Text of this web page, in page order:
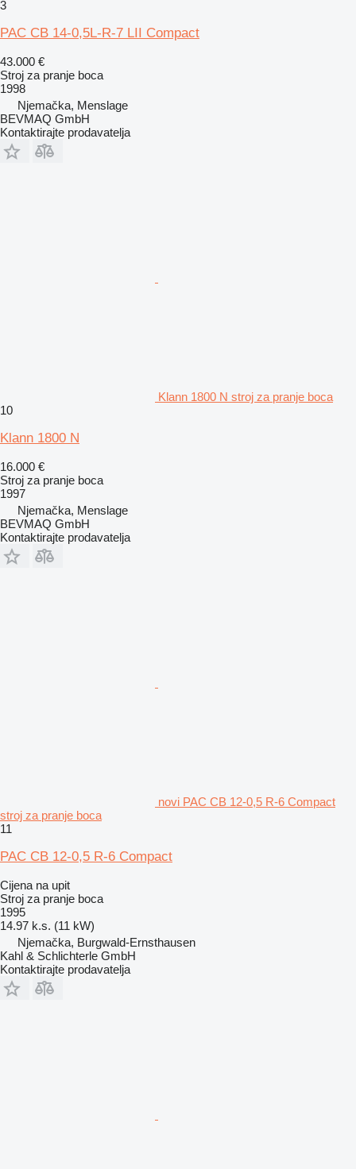
3
PAC CB 14-0,5L-R-7 LII Compact
43.000 €
Stroj za pranje boca
1998
Njemačka, Menslage
BEVMAQ GmbH
Kontaktirajte prodavatelja
Klann 1800 N stroj za pranje boca
10
Klann 1800 N
16.000 €
Stroj za pranje boca
1997
Njemačka, Menslage
BEVMAQ GmbH
Kontaktirajte prodavatelja
novi PAC CB 12-0,5 R-6 Compact
stroj za pranje boca
11
PAC CB 12-0,5 R-6 Compact
Cijena na upit
Stroj za pranje boca
1995
14.97 k.s. (11 kW)
Njemačka, Burgwald-Ernsthausen
Kahl & Schlichterle GmbH
Kontaktirajte prodavatelja